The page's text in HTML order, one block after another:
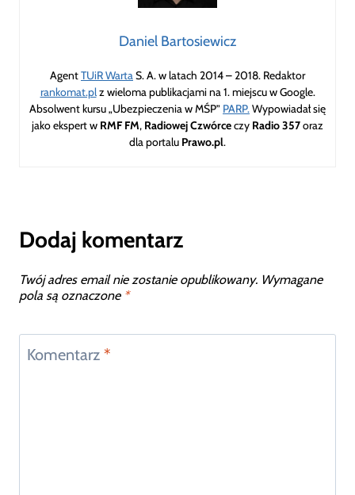
Daniel Bartosiewicz
AgentTUiR WartaS. A. w latach 2014 – 2018. Redaktor
rankomat.plz wieloma publikacjami na 1. miejscu w Google.
Absolwent kursu „Ubezpieczenia w MŚP” PARP.Wypowiadał się
jako ekspert w RMF FM, Radiowej Czwórceczy Radio 357oraz
dla portalu Prawo.pl.
Dodaj komentarz
Twój adres email nie zostanie opublikowany. Wymagane
pola są oznaczone *
Komentarz *